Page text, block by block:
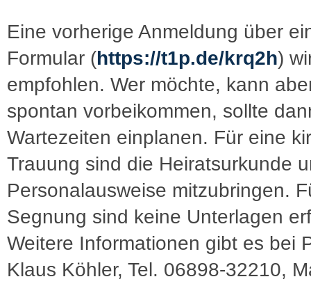
Eine vorherige Anmeldung über
Formular (https://t1p.de/krq2h)
empfohlen. Wer möchte, kann
spontan vorbeikommen, sollte
Wartezeiten einplanen. Für eine
Trauung sind die Heiratsurkunde
Personalausweise mitzubringen.
Segnung sind keine Unterlagen
Weitere Informationen gibt es bei
Klaus Köhler, Tel. 06898-32210,